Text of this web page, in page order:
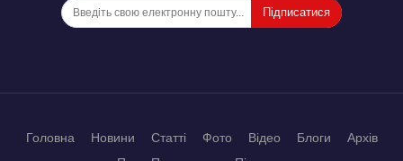
Підписатися
Головна Новини Статті Фото Відео Блоги
Архів